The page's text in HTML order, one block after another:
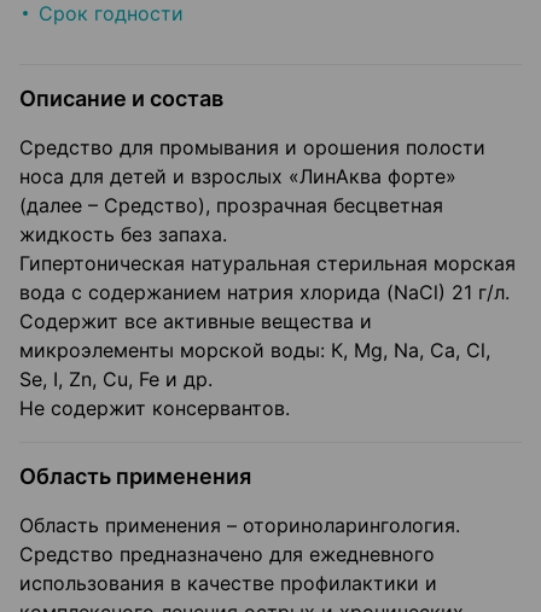
Срок годности
Описание и состав
Средство для промывания и орошения полости
носа для детей и взрослых «ЛинАква форте»
(далее – Средство), прозрачная бесцветная
жидкость без запаха.
Гипертоническая натуральная стерильная морская
вода с содержанием натрия хлорида (NaCl) 21 г/л.
Содержит все активные вещества и
микроэлементы морской воды: К, Mg, Na, Са, Cl,
Se, I, Zn, Cu, Fe и др.
Не содержит консервантов.
Область применения
Область применения – оториноларингология.
Средство предназначено для ежедневного
использования в качестве профилактики и